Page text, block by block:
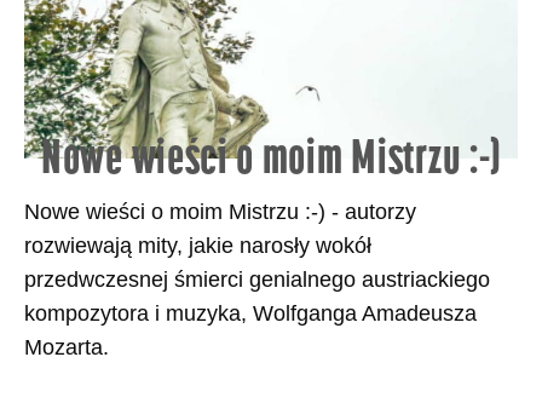
Nowe wieści o moim Mistrzu :-)
Nowe wieści o moim Mistrzu :-) - autorzy
rozwiewają mity, jakie narosły wokół
przedwczesnej śmierci genialnego austriackiego
kompozytora i muzyka, Wolfganga Amadeusza
Mozarta.